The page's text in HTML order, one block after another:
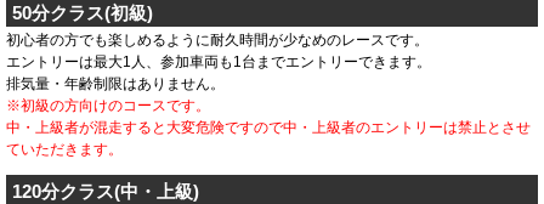
50分クラス(初級)
初心者の方でも楽しめるように耐久時間が少なめのレースです。
エントリーは最大1人、参加車両も1台までエントリーできます。
排気量・年齢制限はありません。
※初級の方向けのコースです。
中・上級者が混走すると大変危険ですので中・上級者のエントリーは禁止とさせ
ていただきます。
120分クラス(中・上級)